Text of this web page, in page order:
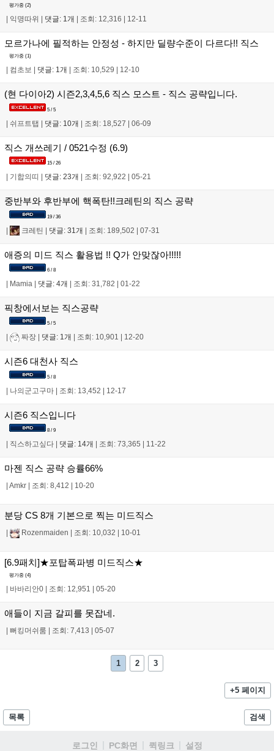
평가중 (2)
익명따위 댓글: 1개 조회: 12,316 12-11
모르가나에 필적하는 안정성 - 하지만 딜량수준이 다르다!! 직스
평가중 (1)
컴초보 댓글: 1개 조회: 10,529 12-10
(현 다이아2) 시즌2,3,4,5,6 직스 모스트 - 직스 공략입니다.
5 / 5
| 쉬프트탭 | 댓글: 10개 | 조회: 18,527 | 06-09
직스 개쓰레기 / 0521수정 (6.9)
15 / 26
기합의띠 댓글: 23개 조회: 92,922 05-21
중반부와 후반부에 핵폭탄!!크레틴의 직스 공략
19 / 36
| 크레틴 | 댓글: 31개 | 조회: 189,502 | 07-31
애증의 미드 직스 활용법 !! Q가 안맞잖아!!!!!
6 / 8
Mamia 댓글: 4개 조회: 31,782 01-22
픽창에서보는 직스공략
5 / 5
짜장 댓글: 1개 조회: 10,901 12-20
시즌6 대천사 직스
5 / 8
| 나의군고구마 | 조회: 13,452 | 12-17
시즌6 직스입니다
8 / 9
직스하고싶다 댓글: 14개 조회: 73,365 11-22
마젠 직스 공략 승률66%
Amkr 조회: 8,412 10-20
분당 CS 8개 기본으로 찍는 미드직스
Rozenmaiden 조회: 10,032 10-01
[6.9패치]★포탑폭파병 미드직스★
평가중 (4)
바바리안0 조회: 12,951 05-20
애들이 지금 갈피를 못잡네.
뻐킹머쉬룸 조회: 7,413 05-07
1 2 3
+5 페이지
목록 검색
로그인 PC화면 퀵링크 설정